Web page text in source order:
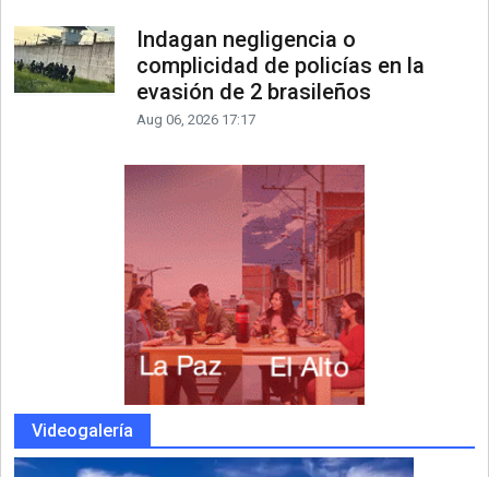
Indagan negligencia o
complicidad de policías en la
evasión de 2 brasileños
Aug 06, 2026 17:17
Videogalería